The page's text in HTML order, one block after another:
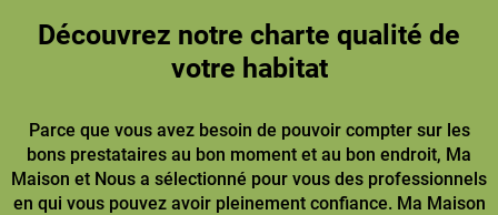
Découvrez notre charte qualité de
votre habitat
Parce que vous avez besoin de pouvoir compter sur les
bons prestataires au bon moment et au bon endroit, Ma
Maison et Nous a sélectionné pour vous des professionnels
en qui vous pouvez avoir pleinement confiance. Ma Maison